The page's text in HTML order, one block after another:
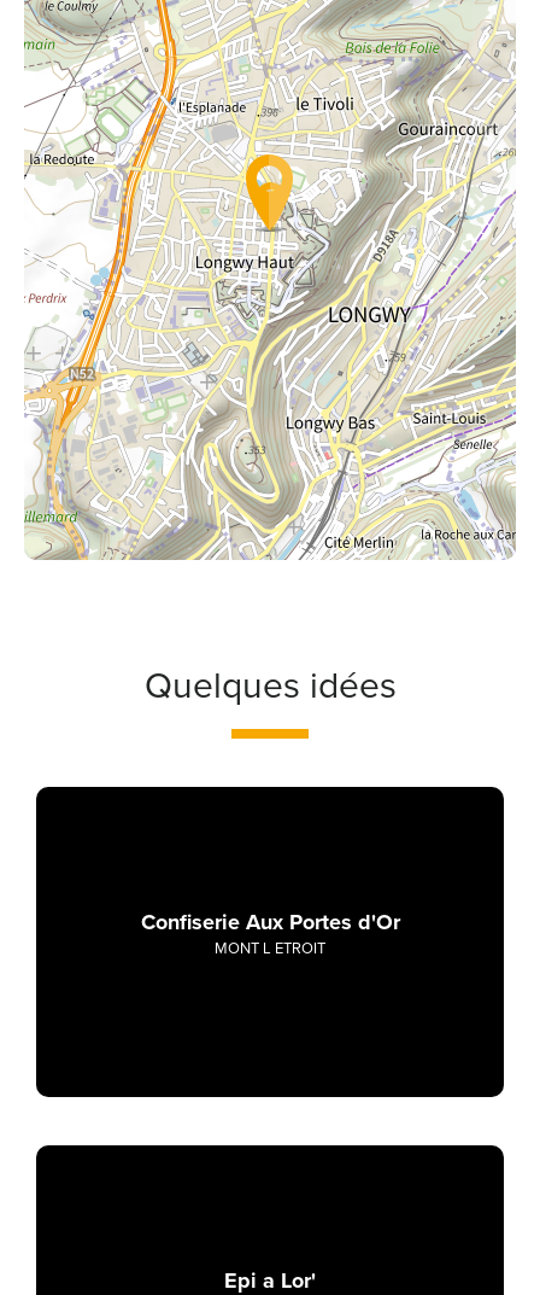
Quelques idées
Confiserie Aux Portes d'Or
MONT L ETROIT
Epi a Lor'